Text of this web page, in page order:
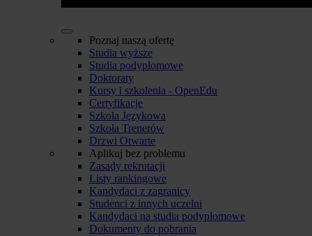
Poznaj naszą ofertę
Studia wyższe
Studia podyplomowe
Doktoraty
Kursy i szkolenia - OpenEdu
Certyfikacje
Szkoła Językowa
Szkoła Trenerów
Drzwi Otwarte
Aplikuj bez problemu
Zasady rekrutacji
Listy rankingowe
Kandydaci z zagranicy
Studenci z innych uczelni
Kandydaci na studia podyplomowe
Dokumenty do pobrania